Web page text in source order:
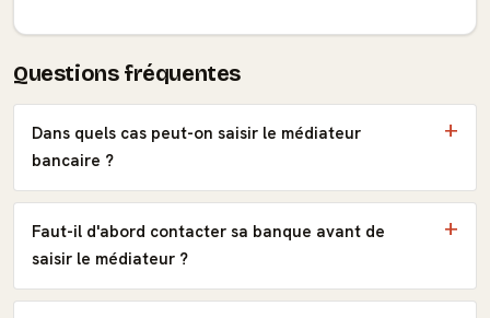
Questions fréquentes
Dans quels cas peut-on saisir le médiateur
bancaire ?
Faut-il d'abord contacter sa banque avant de
saisir le médiateur ?